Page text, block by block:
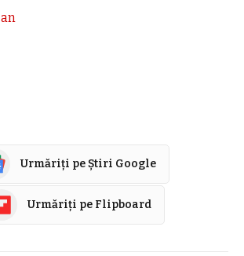
Urmăriți pe Știri Google
Urmăriți pe Flipboard